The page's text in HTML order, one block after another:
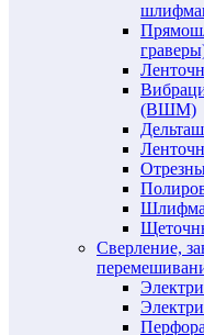
(ВШМ)
Сверление,